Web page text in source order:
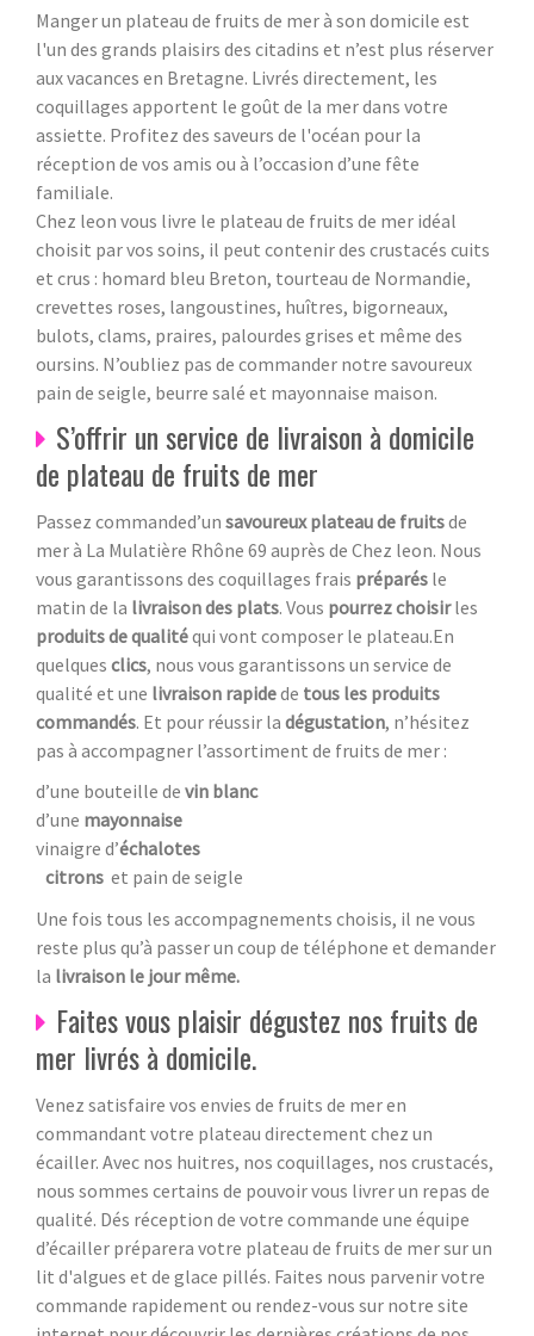
Manger un plateau de fruits de mer à son domicile est
l'un des grands plaisirs des citadins et n’est plus réserver
aux vacances en Bretagne. Livrés directement, les
coquillages apportent le goût de la mer dans votre
assiette. Profitez des saveurs de l'océan pour la
réception de vos amis ou à l’occasion d’une fête
familiale.
Chez leon vous livre le plateau de fruits de mer idéal
choisit par vos soins, il peut contenir des crustacés cuits
et crus : homard bleu Breton, tourteau de Normandie,
crevettes roses, langoustines, huîtres, bigorneaux,
bulots, clams, praires, palourdes grises et même des
oursins. N’oubliez pas de commander notre savoureux
pain de seigle, beurre salé et mayonnaise maison.
S’offrir un service de livraison à domicile
de plateau de fruits de mer
Passez commanded’un savoureux plateau de fruitsde
mer à La Mulatière Rhône 69 auprès de Chez leon. Nous
vous garantissons des coquillages frais préparés le
matin de la livraison des plats. Vous pourrez choisirles
produits de qualitéqui vont composer le plateau.En
quelques clics, nous vous garantissons un service de
qualité et une livraison rapidede tous les produits
commandés. Et pour réussir la dégustation, n’hésitez
pas à accompagner l’assortiment de fruits de mer :
d’une bouteille de vin blanc
d’une mayonnaise
vinaigre d’échalotes
citrons et pain de seigle
Une fois tous les accompagnements choisis, il ne vous
reste plus qu’à passer un coup de téléphone et demander
la livraison le jour même.
Faites vous plaisir dégustez nos fruits de
mer livrés à domicile.
Venez satisfaire vos envies de fruits de mer en
commandant votre plateau directement chez un
écailler. Avec nos huitres, nos coquillages, nos crustacés,
nous sommes certains de pouvoir vous livrer un repas de
qualité. Dés réception de votre commande une équipe
d’écailler préparera votre plateau de fruits de mer sur un
lit d'algues et de glace pillés. Faites nous parvenir votre
commande rapidement ou rendez-vous sur notre site